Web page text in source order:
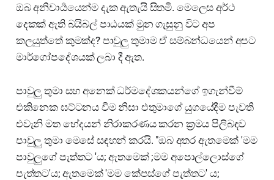
ඔබ අනිවාර්‍යයෙන්ම දැක ඇතැයි සිතමි. මෙලෙස අර්ථ
දෙකක් ඇති බයිබල් පාඨයක් මුන ගැසුනු විට අප
කලයුත්තේ කුමක්ද? පාවුලු තුමාම ඒ සම්බන්ධයෙන් අපට
මාර්ගෝපදේශයක් ලබා දී ඇත.
පාවුලු තුමා සහ අනෙක් ධර්මදේශකයන්ගේ ඉගැන්වීම්
එකිනෙක ඝට්ටනය වීම නිසා එතුමාගේ යුගයේදීම පැවති
එවැනි මත භේදයන් නිරාකරණය කරන ක්‍රමය පිලිබඳව
පාවුලු තුමා මෙසේ සඳහන් කරයි. "ඔබ අතර ඇතමෙක් 'මම
පාවුලුගේ පැත්තට 'ය; ඇතමෙක් ;මම අපොල්ලොස්ගේ
පැත්තට'ය; ඇතමෙක් 'මම කේපස්ගේ පැත්තට' ය;